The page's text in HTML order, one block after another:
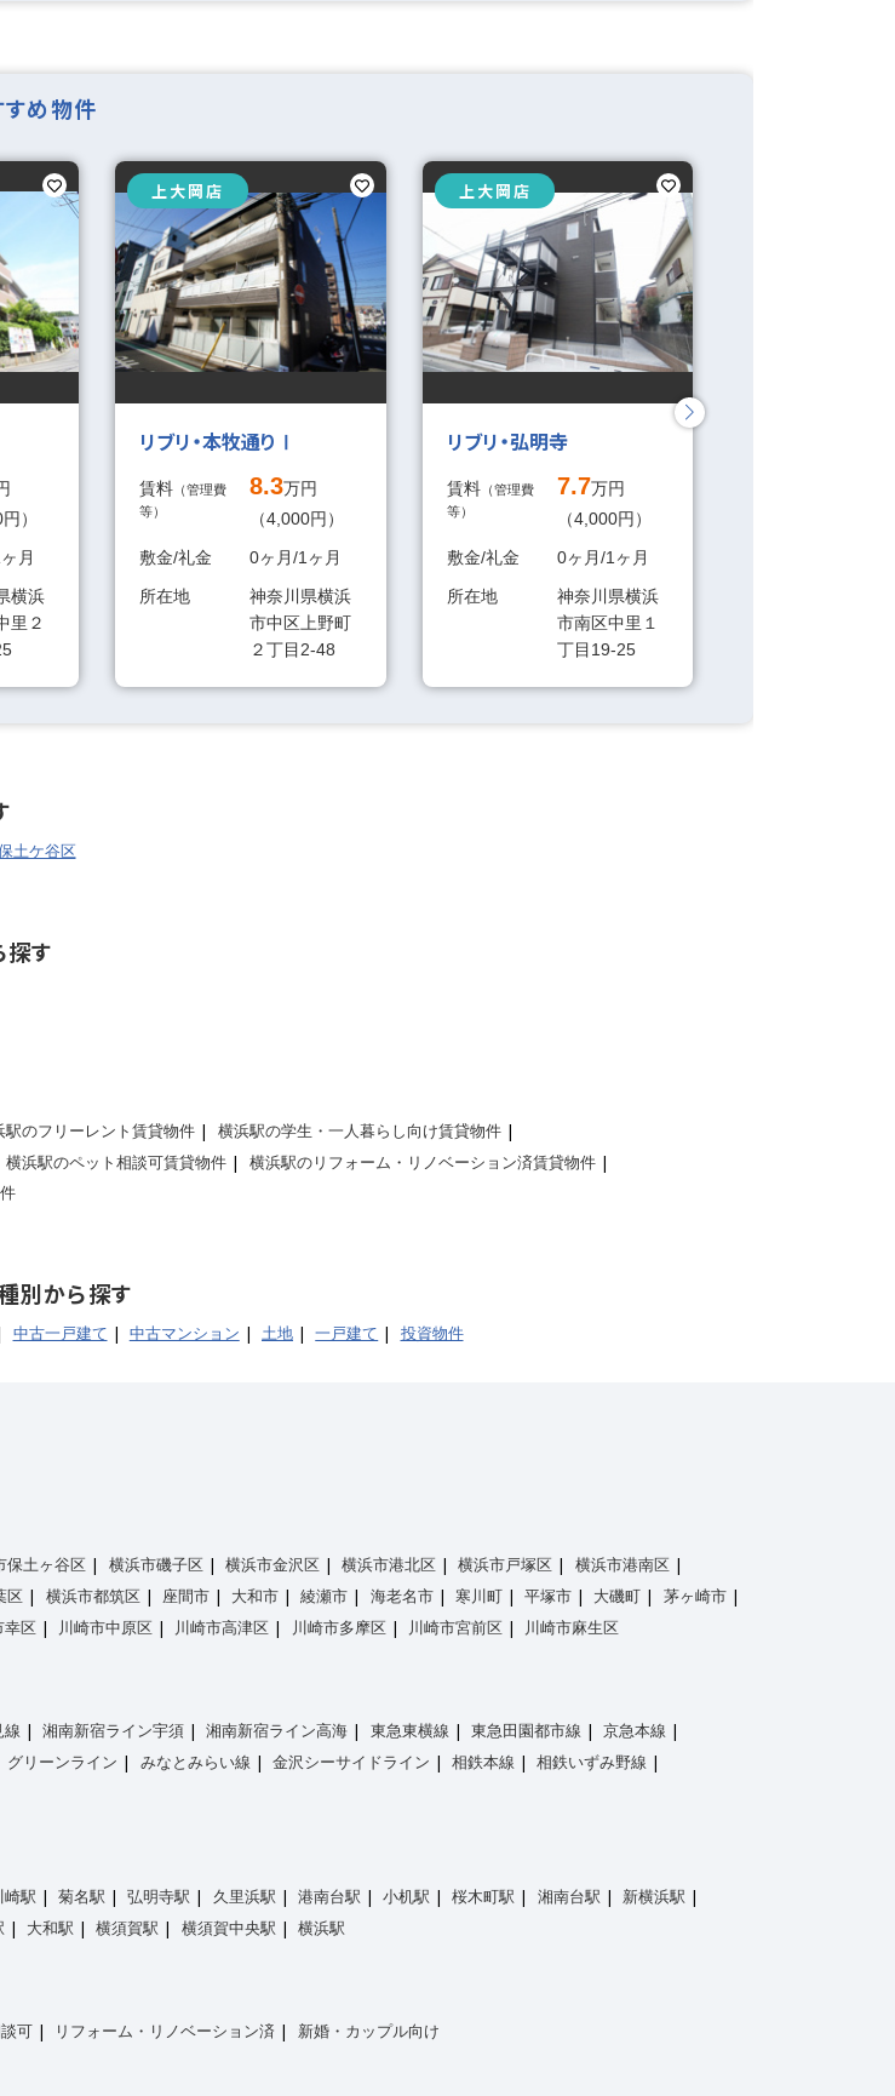
間ゴミ出し可 住戸内覧可能 コンシェルジュサービス
な住宅地 眺望良好
ト飼育可 楽器相談
保証人不要
入居可 分割可
単身者入居
ーレント オープンハウス
外国人可
ムシェア可 学生向け
カップル向け
ファミリー向け
1階の物件
階
ベーション済
め物件
）
月
横浜
里２
上大岡店
リブリ・本牧通りⅠ
賃料 （管理費
等）
8.3万円
（4,000円）
敷金/礼金
0ヶ月/1ヶ月
所在地
神奈川県横浜
市中区上野町
２丁目2-48
上大岡店
リブリ・弘明寺
賃料（管理費
等）
7.7万円
（4,000円）
敷金/礼金
0ヶ月/1ヶ月
所在地
神奈川県横浜
市南区中里１
丁目19-25
土ケ谷区
探す
駅のフリーレント賃貸物件
横浜駅の学生・一人暮らし向け賃貸物件
横浜駅のペット相談可賃貸物件
横浜駅のリフォーム・リノベーション済賃貸物件
別から探す
中古一戸建て 中古マンション 土地 一戸建て 投資物件
保土ヶ谷区 横浜市磯子区 横浜市金沢区 横浜市港北区 横浜市戸塚区
横浜市港南区
区 横浜市都筑区 座間市 大和市 綾瀬市 海老名市 寒川町 平塚市 大磯町
茅ヶ崎市
幸区 川崎市中原区 川崎市高津区 川崎市多摩区 川崎市宮前区 川崎市麻生区
線 湘南新宿ライン宇須 湘南新宿ライン高海 東急東横線 東急田園都市線
京急本線
グリーンライン みなとみらい線 金沢シーサイドライン 相鉄本線
相鉄いずみ野線
崎駅 菊名駅 弘明寺駅 久里浜駅 港南台駅 小机駅 桜木町駅 湘南台駅
新横浜駅
大和駅 横須賀駅 横須賀中央駅 横浜駅
可 リフォーム・リノベーション済 新婚・カップル向け